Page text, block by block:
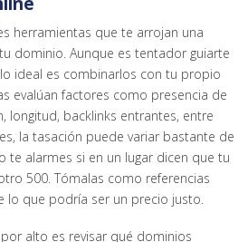
herramientas que te arrojan una
dominio. Aunque es tentador guiarte
ideal es combinarlos con tu propio
evalúan factores como presencia de
longitud, backlinks entrantes, entre
la tasación puede variar bastante de
te alarmes si en un lugar dicen que tu
500. Tómalas como referencias
lo que podría ser un precio justo.
alto es revisar qué dominios